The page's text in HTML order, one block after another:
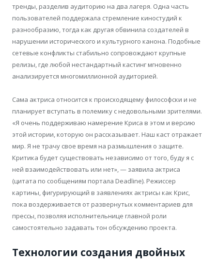
тренды, разделив аудиторию на два лагеря. Одна часть
пользователей поддержала стремление киностудий к
разнообразию, тогда как другая обвинила создателей в
нарушении исторического и культурного канона. Подобные
сетевые конфликты стабильно сопровождают крупные
релизы, где любой нестандартный кастинг мгновенно
анализируется многомиллионной аудиторией.
Сама актриса относится к происходящему философски и не
планирует вступать в полемику с недовольными зрителями.
«Я очень поддерживаю намерение Криса в этом и версию
этой истории, которую он рассказывает. Наш каст отражает
мир. Я не трачу свое время на размышления о защите.
Критика будет существовать независимо от того, буду я с
ней взаимодействовать или нет», — заявила актриса
(цитата по сообщениям портала Deadline). Режиссер
картины, фигурирующий в заявлениях актрисы как Крис,
пока воздерживается от развернутых комментариев для
прессы, позволяя исполнительнице главной роли
самостоятельно задавать тон обсуждению проекта.
Технологии создания двойных